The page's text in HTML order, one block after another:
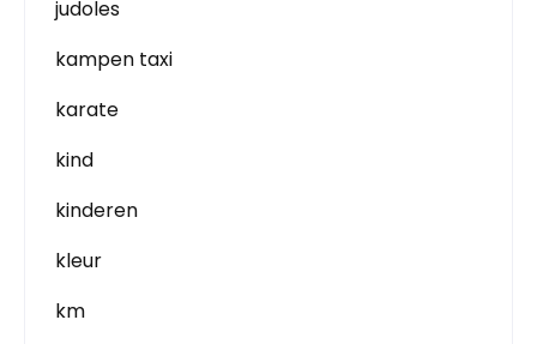
judoles
kampen taxi
karate
kind
kinderen
kleur
km